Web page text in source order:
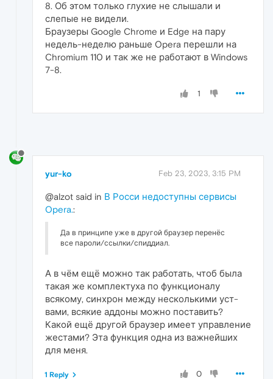
8. Об этом только глухие не слышали и
слепые не видели.
Браузеры Google Chrome и Edge на пару
недель-неделю раньше Opera перешли на
Chromium 110 и так же не работают в Windows
7-8.
1
yur-ko Feb 23, 2023, 3:15 PM
@alzot said in В Росси недоступны сервисы
Opera.:
Да в принципе уже в другой браузер перенёс
все пароли/ссылки/спиддиал.
А в чём ещё можно так работать, чтоб была
такая же комплектуха по функционалу
всякому, синхрон между несколькими уст-
вами, всякие аддоны можно поставить?
Какой ещё другой браузер имеет управление
жестами? Эта функция одна из важнейших
для меня.
0
1 Reply